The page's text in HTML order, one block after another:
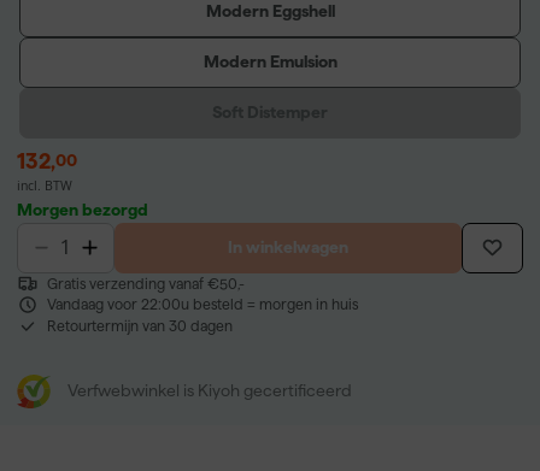
Modern Eggshell
Modern Emulsion
132,00
incl. BTW
Morgen bezorgd
In winkelwagen
Gratis verzending vanaf €50,-
Vandaag voor 22:00u besteld = morgen in huis
Retourtermijn van 30 dagen
Verfwebwinkel is Kiyoh gecertificeerd